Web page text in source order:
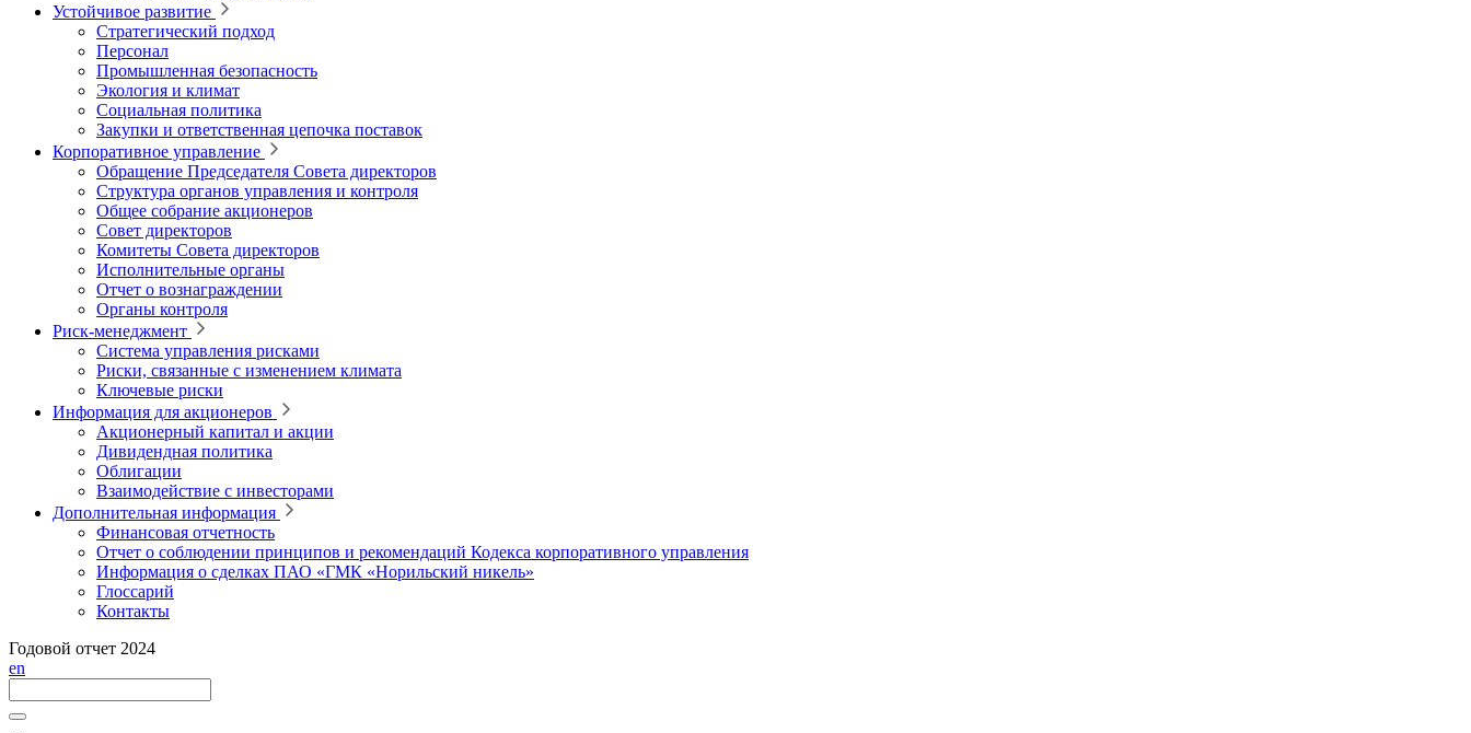
Устойчивое развитие
Стратегический подход
Персонал
Промышленная безопасность
Экология и климат
Социальная политика
Закупки и ответственная цепочка поставок
Корпоративное управление
Обращение Председателя Совета директоров
Структура органов управления и контроля
Общее собрание акционеров
Совет директоров
Комитеты Совета директоров
Исполнительные органы
Отчет о вознаграждении
Органы контроля
Риск-менеджмент
Система управления рисками
Риски, связанные с изменением климата
Ключевые риски
Информация для акционеров
Акционерный капитал и акции
Дивидендная политика
Облигации
Взаимодействие с инвесторами
Дополнительная информация
Финансовая отчетность
Отчет о соблюдении принципов и рекомендаций Кодекса корпоративного управления
Информация о сделках ПАО «ГМК «Норильский никель»
Глоссарий
Контакты
Годовой отчет 2024
en